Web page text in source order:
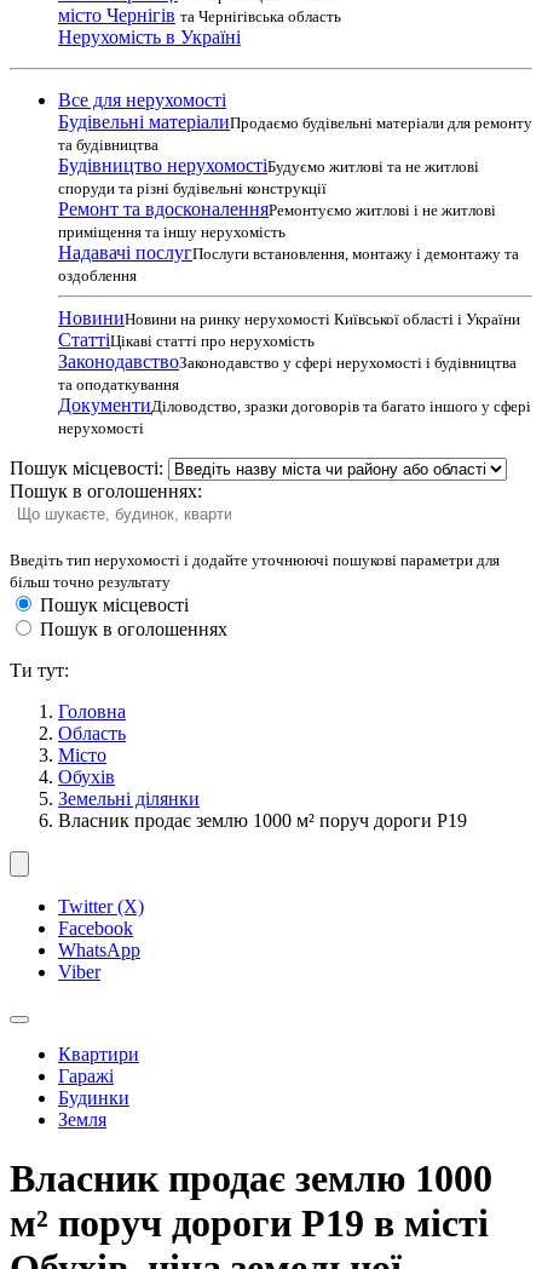
місто Чернігів та Чернігівська область
Нерухомість в Україні
Все для нерухомості
Будівельні матеріалиПродаємо будівельні матеріали для ремонту
та будівництва
Будівництво нерухомостіБудуємо житлові та не житлові
споруди та різні будівельні конструкції
Ремонт та вдосконаленняРемонтуємо житлові і не житлові
приміщення та іншу нерухомість
Надавачі послугПослуги встановлення, монтажу і демонтажу та
оздоблення
НовиниНовини на ринку нерухомості Київської області і України
СтаттіЦікаві статті про нерухомість
ЗаконодавствоЗаконодавство у сфері нерухомості і будівництва
та оподаткування
ДокументиДіловодство, зразки договорів та багато іншого у сфері
нерухомості
Пошук місцевості:
Пошук в оголошеннях:
Введіть тип нерухомості і додайте уточнюючі пошукові параметри для
більш точно результату
Пошук місцевості
Пошук в оголошеннях
Ти тут:
Головна
Область
Місто
Обухів
Земельні ділянки
Власник продає землю 1000 м² поруч дороги Р19
Twitter (X)
Facebook
WhatsApp
Viber
Квартири
Гаражі
Будинки
Земля
Власник продає землю 1000
м² поруч дороги Р19 в місті